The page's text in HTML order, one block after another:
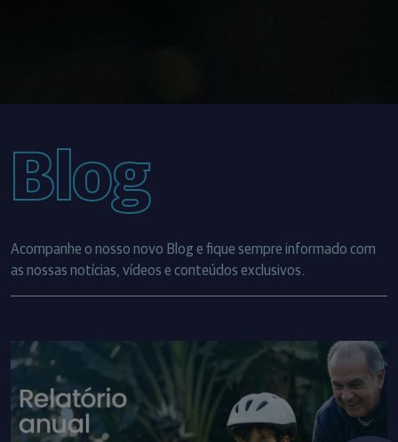
Blog
Acompanhe o nosso novo Blog e fique sempre informado com
as nossas notícias, vídeos e conteúdos exclusivos.